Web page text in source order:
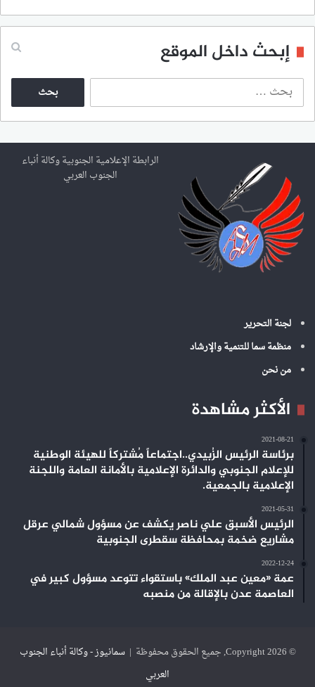
إبحث داخل الموقع
ث
ع
ن
الرابطة الإعلامية الجنوبية وكالة أنباء
الجنوب العربي
لجنة التحرير
منظمة سما للتنمية والإرشاد
من نحن
الأكثر مشاهدة
2021-08-21
برئاسة الرئيس الزُبيدي..اجتماعاً مُشتركاً للهيئة الوطنية
للإعلام الجنوبي والدائرة الإعلامية بالأمانة العامة واللجنة
الإعلامية بالجمعية.
2021-05-31
الرئيس الأسبق علي ناصر يكشف عن مسؤول شمالي عرقل
مشاريع ضخمة بمحافظة سقطرى الجنوبية
2022-12-24
عمة «معين عبد الملك» باستقواء تتوعد مسؤول كبير في
العاصمة عدن بالإقالة من منصبه
© Copyright 2026, جميع الحقوق محفوظة |
سمانيوز - وكالة أنباء الجنوب
العربي